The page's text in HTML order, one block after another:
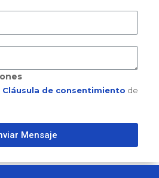
Cláusula de consentimiento de
Mensaje